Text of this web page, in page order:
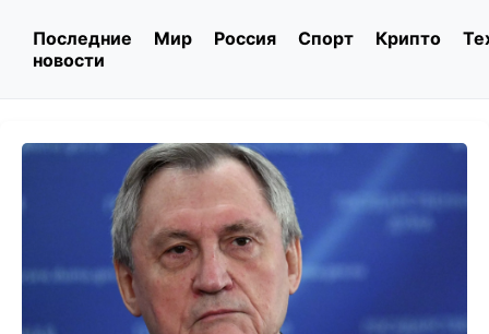
Последние
новости
Мир Россия Спорт Крипто